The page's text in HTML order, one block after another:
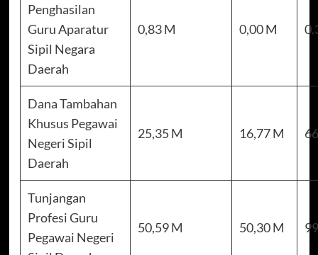
Penghasilan
Guru Aparatur
Sipil Negara
Daerah
0,83 M 0,00 M
Dana Tambahan
Khusus Pegawai
Negeri Sipil
Daerah
25,35 M 16,77 M
Tunjangan
Profesi Guru
Pegawai Negeri
50,59 M 50,30 M